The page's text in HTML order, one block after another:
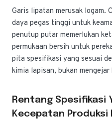
Garis lipatan merusak logam.
daya pegas tinggi untuk
penutup putar memerlukan
permukaan bersih untuk
pita spesifikasi yang sesuai
kimia lapisan, bukan
Rentang Spesifikasi
Kecepatan Produksi